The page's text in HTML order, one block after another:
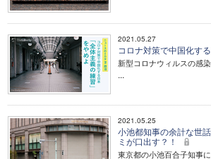
2021.05.27
コロナ対策で中国化す
新型コロナウィルスの感
...
2021.05.25
小池都知事の余計な世
ミが口出す？！
東京都の小池百合子知事